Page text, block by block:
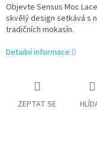
Objevte Sensus Moc
skvělý design setkává s
tradičních mokasín.
Detailní informace
ZEPTAT SE